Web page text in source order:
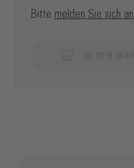
Bitte melden Sie sich an